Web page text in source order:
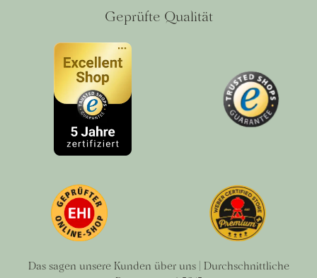
Geprüfte Qualität
Das sagen unsere Kunden über uns | Durchschnittliche